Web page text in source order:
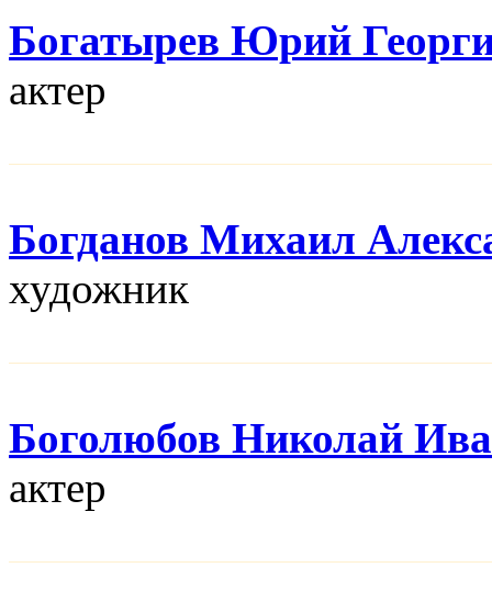
Богатырев Юрий
актер
Богданов Михаил
художник
Боголюбов Николай
актер